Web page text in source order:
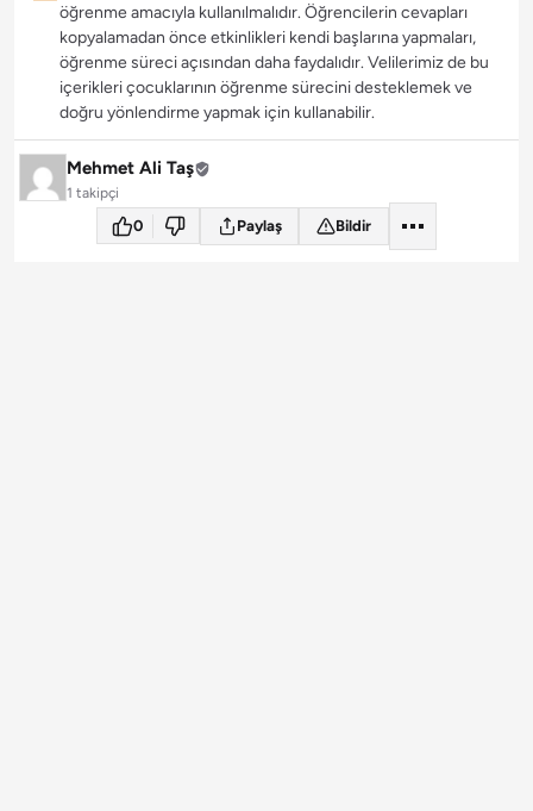
öğrenme amacıyla kullanılmalıdır. Öğrencilerin cevapları
kopyalamadan önce etkinlikleri kendi başlarına yapmaları,
öğrenme süreci açısından daha faydalıdır. Velilerimiz de bu
içerikleri çocuklarının öğrenme sürecini desteklemek ve
doğru yönlendirme yapmak için kullanabilir.
Mehmet Ali Taş
1 takipçi
0 Paylaş Bildir